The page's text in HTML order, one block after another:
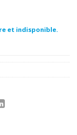
et indisponible.